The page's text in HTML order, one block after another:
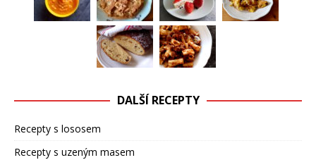
DALŠÍ RECEPTY
Recepty s lososem
Recepty s uzeným masem